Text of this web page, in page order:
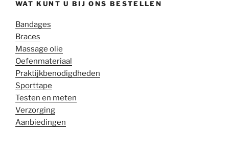
WAT KUNT U BIJ ONS BESTELLEN
Bandages
Braces
Massage olie
Oefenmateriaal
Praktijkbenodigdheden
Sporttape
Testen en meten
Verzorging
Aanbiedingen